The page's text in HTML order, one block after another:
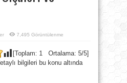
7,495 Görüntülenme
[Toplam: 1 Ortalama: 5/5]
bilgileri bu konu altında